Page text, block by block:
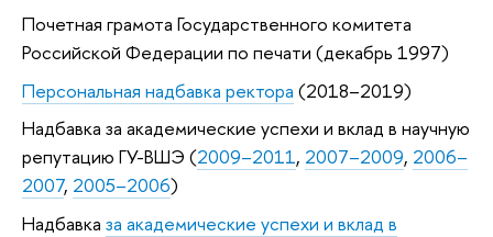
Почетная грамота Государственного комитета
Российской Федерации по печати (декабрь 1997)
Персональная надбавка ректора (2018–2019)
Надбавка за академические успехи и вклад в научную
репутацию ГУ-ВШЭ (2009–2011, 2007–2009, 2006–
2007, 2005–2006)
Надбавка за академические успехи и вклад в